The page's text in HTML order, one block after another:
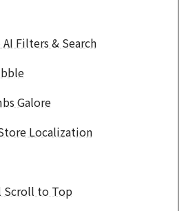
Filters & Search
Galore
Localization
Scroll to Top